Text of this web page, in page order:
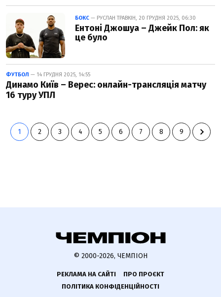
БОКС — РУСЛАН ТРАВКІН, 20 ГРУДНЯ 2025, 06:30
Ентоні Джошуа – Джейк Пол: як
це було
ФУТБОЛ — 14 ГРУДНЯ 2025, 14:55
Динамо Київ – Верес: онлайн-трансляція матчу
16 туру УПЛ
1 2 3 4 5 6 7 8 9
© 2000-2026, ЧЕМПІОН
РЕКЛАМА НА САЙТІ
ПРО ПРОЄКТ
ПОЛІТИКА КОНФІДЕНЦІЙНОСТІ